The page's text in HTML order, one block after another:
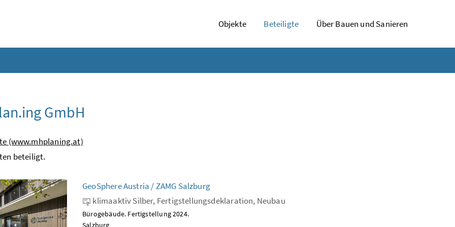
Objekte Beteiligte Über Bauen und Sanieren
GmbH
(www.mhplaning.at)
beteiligt.
GeoSphere Austria / ZAMG Salzburg
klimaaktiv Silber, Fertigstellungsdeklaration, Neubau
Bürogebäude. Fertigstellung 2024.
Salzburg